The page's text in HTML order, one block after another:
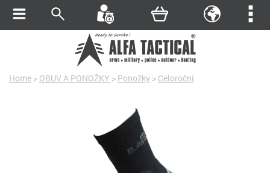
Home > OBUV A PONOŽKY > Ponožky > Celoroční